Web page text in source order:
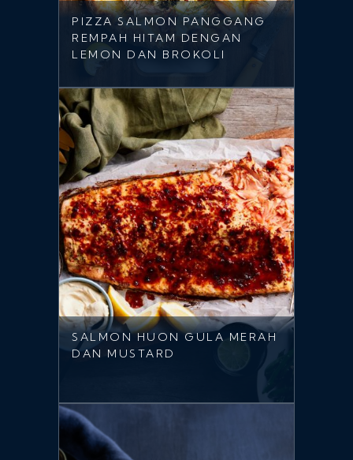
PIZZA SALMON PANGGANG
REMPAH HITAM DENGAN
LEMON DAN BROKOLI
SALMON HUON GULA MERAH
DAN MUSTARD